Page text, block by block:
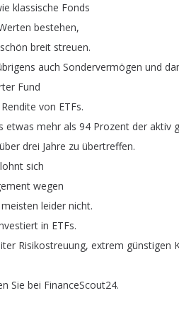
klassische Fonds
bestehen,
schön breit streuen.
auch Sondervermögen und
Fund
Rendite von ETFs.
etwas mehr als 94 Prozent der aktiv
über drei Jahre zu übertreffen.
lohnt sich
wegen
meisten leider nicht.
in ETFs.
Risikostreuung, extrem günstigen
Sie bei FinanceScout24.